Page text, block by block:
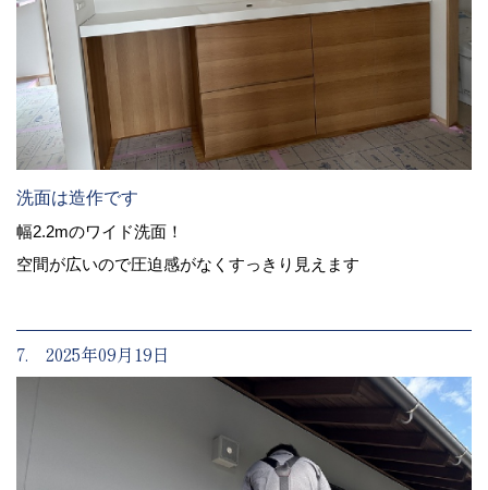
洗面は造作です
幅2.2mのワイド洗面！
空間が広いので圧迫感がなくすっきり見えます
7. 2025年09月19日